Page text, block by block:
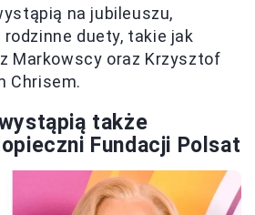
na jubileuszu,
duety, takie jak
Markowscy oraz Krzysztof
Chrisem.
także
Fundacji Polsat